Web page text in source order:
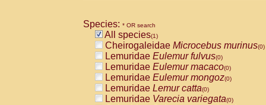
CebidaeCebus capucinus
CebidaeCebus nigrivittatus
CebidaeCebus spp.(0)
CebidaeSaimiri boliviensis(0)
CebidaeSaimiri sciureus(0)
AtelidaeAlouatta caraya(0)
AtelidaeAlouatta fusca(0)
AtelidaeAlouatta seniculus(0)
Species: * OR search
All species(1)
Cheirogaleidae Microcebus murinus(0)
Lemuridae Eulemur fulvus(0)
Lemuridae Eulemur macaco(0)
Lemuridae Eulemur mongoz(0)
Lemuridae Lemur catta(0)
Lemuridae Varecia variegata(0)